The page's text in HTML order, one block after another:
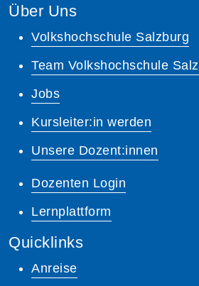
Über Uns
Volkshochschule Salzburg
Team Volkshochschule
Jobs
Kursleiter:in werden
Unsere Dozent:innen
Dozenten Login
Lernplattform
Quicklinks
Anreise